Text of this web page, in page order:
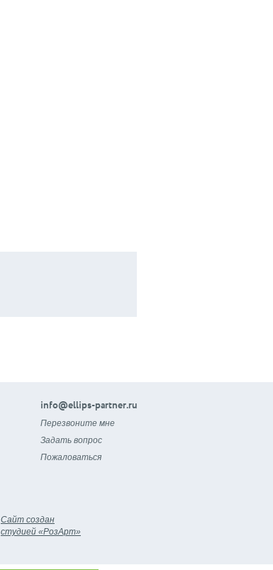
info@ellips-partner.ru
Перезвоните мне
Задать вопрос
Пожаловаться
Сайт создан
студией «РозАрт»